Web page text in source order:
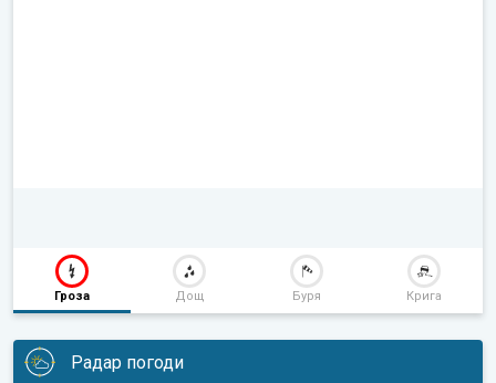
Гроза Дощ Буря Крига
Радар погоди